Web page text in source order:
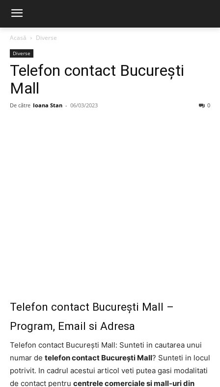
Acasă Diverse
Diverse
Telefon contact București
Mall
De către Ioana Stan - 06/03/2023 0
Telefon contact București Mall –
Program, Email si Adresa
Telefon contact București Mall: Sunteti in cautarea unui
numar de telefon contact București Mall? Sunteti in locul
potrivit. In cadrul acestui articol veti putea gasi modalitati
de contact pentru centrele comerciale si mall-uri din